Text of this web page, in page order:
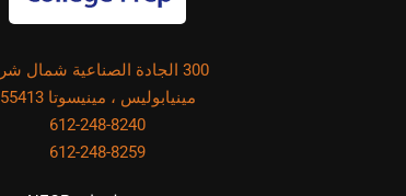
300 الجادة الصناعية شمال شرق
مينيابوليس ، مينيسوتا 55413
612-248-8240
612-248-8259